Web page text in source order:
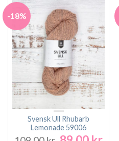
-18%
Svensk Ull Rhubarb
Lemonade 59006